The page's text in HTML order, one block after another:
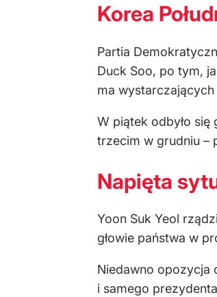
Korea
Partia
Duck Soo, po tym,
ma
W piątek odbyło się
trzecim w grudniu –
Napięta
Yoon Suk Yeol
głowie państwa w
Niedawno opozycja
i samego